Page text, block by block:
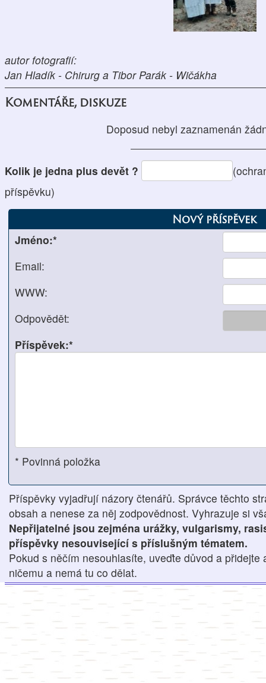
autor fotografií:
Jan Hladík - Chirurg a Tibor Parák - Wičákha
Komentáře, diskuze
Doposud nebyl zaznamenán
Kolik je jedna plus devět ?
příspěvku)
Nový příspěvek
Jméno:*
Email:
WWW:
Odpovědět:
Příspěvek:*
* Povinná položka
Příspěvky vyjadřují názory čtenářů. Správce těchto
obsah a nenese za něj zodpovědnost. Vyhrazuje si
Nepřijatelné jsou zejména urážky, vulgarismy,
příspěvky nesouvisející s příslušným tématem.
Pokud s něčím nesouhlasíte, uveďte důvod a přidejte
ničemu a nemá tu co dělat.